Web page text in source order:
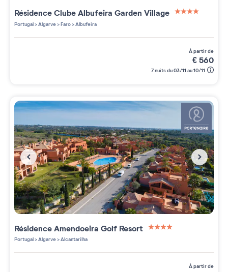
RésidenceClube Albufeira Garden Village
Portugal>Algarve>Faro>Albufeira
à partir de
€560
7 nuits du 03/11 au 10/11
RésidenceAmendoeira Golf Resort
Portugal>Algarve>Alcantarilha
à partir de